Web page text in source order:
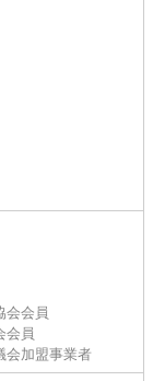
会会員
会員
会加盟事業者